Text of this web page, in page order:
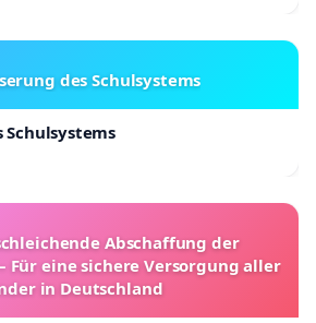
des Schulsystems
Schulsystems
Abschaffung der
Für eine sichere Versorgung aller
in Deutschland